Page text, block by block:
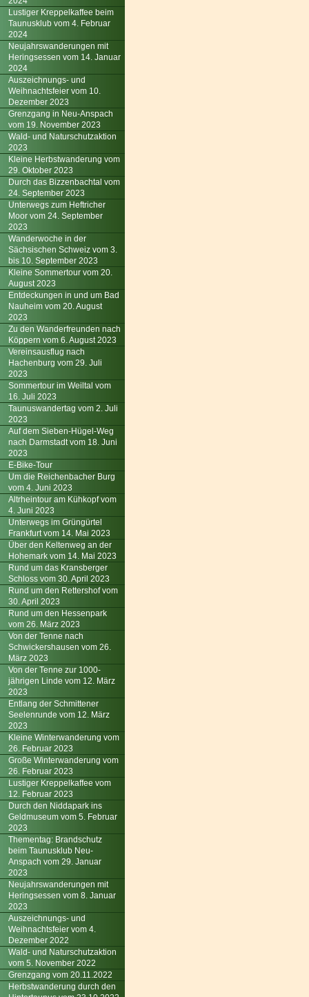
Lustiger Kreppelkaffee beim
Taunusklub vom 4. Februar
2024
Neujahrswanderungen mit
Heringsessen vom 14. Januar
2024
Auszeichnungs- und
Weihnachtsfeier vom 10.
Dezember 2023
Grenzgang in Neu-Anspach
vom 19. November 2023
Wald- und Naturschutzaktion
2023
Kleine Herbstwanderung vom
29. Oktober 2023
Durch das Bizzenbachtal vom
24. September 2023
Unterwegs zum Heftricher
Moor vom 24. September
2023
Wanderwoche in der
Sächsischen Schweiz vom 3.
bis 10. September 2023
Kleine Sommertour vom 20.
August 2023
Entdeckungen in und um Bad
Nauheim vom 20. August
2023
Zu den Wanderfreunden nach
Köppern vom 6. August 2023
Vereinsausflug nach
Hachenburg vom 29. Juli
2023
Sommertour im Weiltal vom
16. Juli 2023
Taunuswandertag vom 2. Juli
2023
Auf dem Sieben-Hügel-Weg
nach Darmstadt vom 18. Juni
2023
E-Bike-Tour
Um die Reichenbacher Burg
vom 4. Juni 2023
Altrheintour am Kühkopf vom
4. Juni 2023
Unterwegs im Grüngürtel
Frankfurt vom 14. Mai 2023
Über den Keltenweg an der
Hohemark vom 14. Mai 2023
Rund um das Kransberger
Schloss vom 30. April 2023
Rund um den Rettershof vom
30. April 2023
Rund um den Hessenpark
vom 26. März 2023
Von der Tenne nach
Schwickershausen vom 26.
März 2023
Von der Tenne zur 1000-
jährigen Linde vom 12. März
2023
Entlang der Schmittener
Seelenrunde vom 12. März
2023
Kleine Winterwanderung vom
26. Februar 2023
Große Winterwanderung vom
26. Februar 2023
Lustiger Kreppelkaffee vom
12. Februar 2023
Durch den Niddapark ins
Geldmuseum vom 5. Februar
2023
Thementag: Brandschutz
beim Taunusklub Neu-
Anspach vom 29. Januar
2023
Neujahrswanderungen mit
Heringsessen vom 8. Januar
2023
Auszeichnungs- und
Weihnachtsfeier vom 4.
Dezember 2022
Wald- und Naturschutzaktion
vom 5. November 2022
Grenzgang vom 20.11.2022
Herbstwanderung durch den